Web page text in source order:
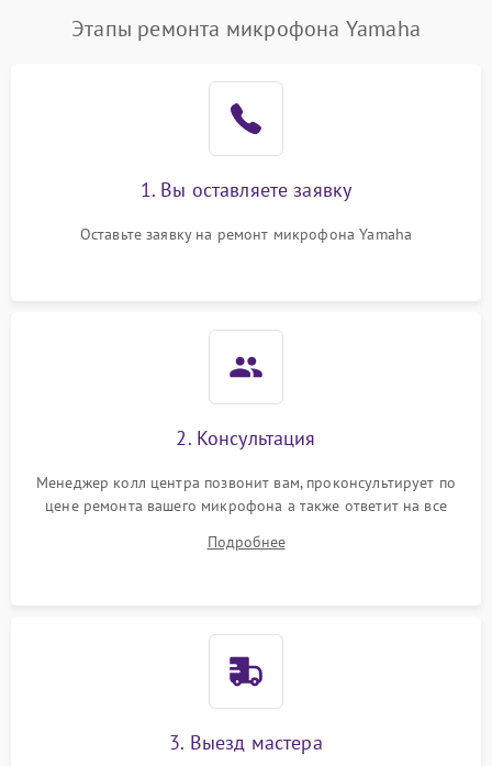
Этапы ремонта микрофона Yamaha
1. Вы оставляете заявку
Оставьте заявку на ремонт микрофона Yamaha
2. Консультация
Менеджер колл центра позвонит вам, проконсультирует по
цене ремонта вашего микрофона а также ответит на все
Подробнее
3. Выезд мастера